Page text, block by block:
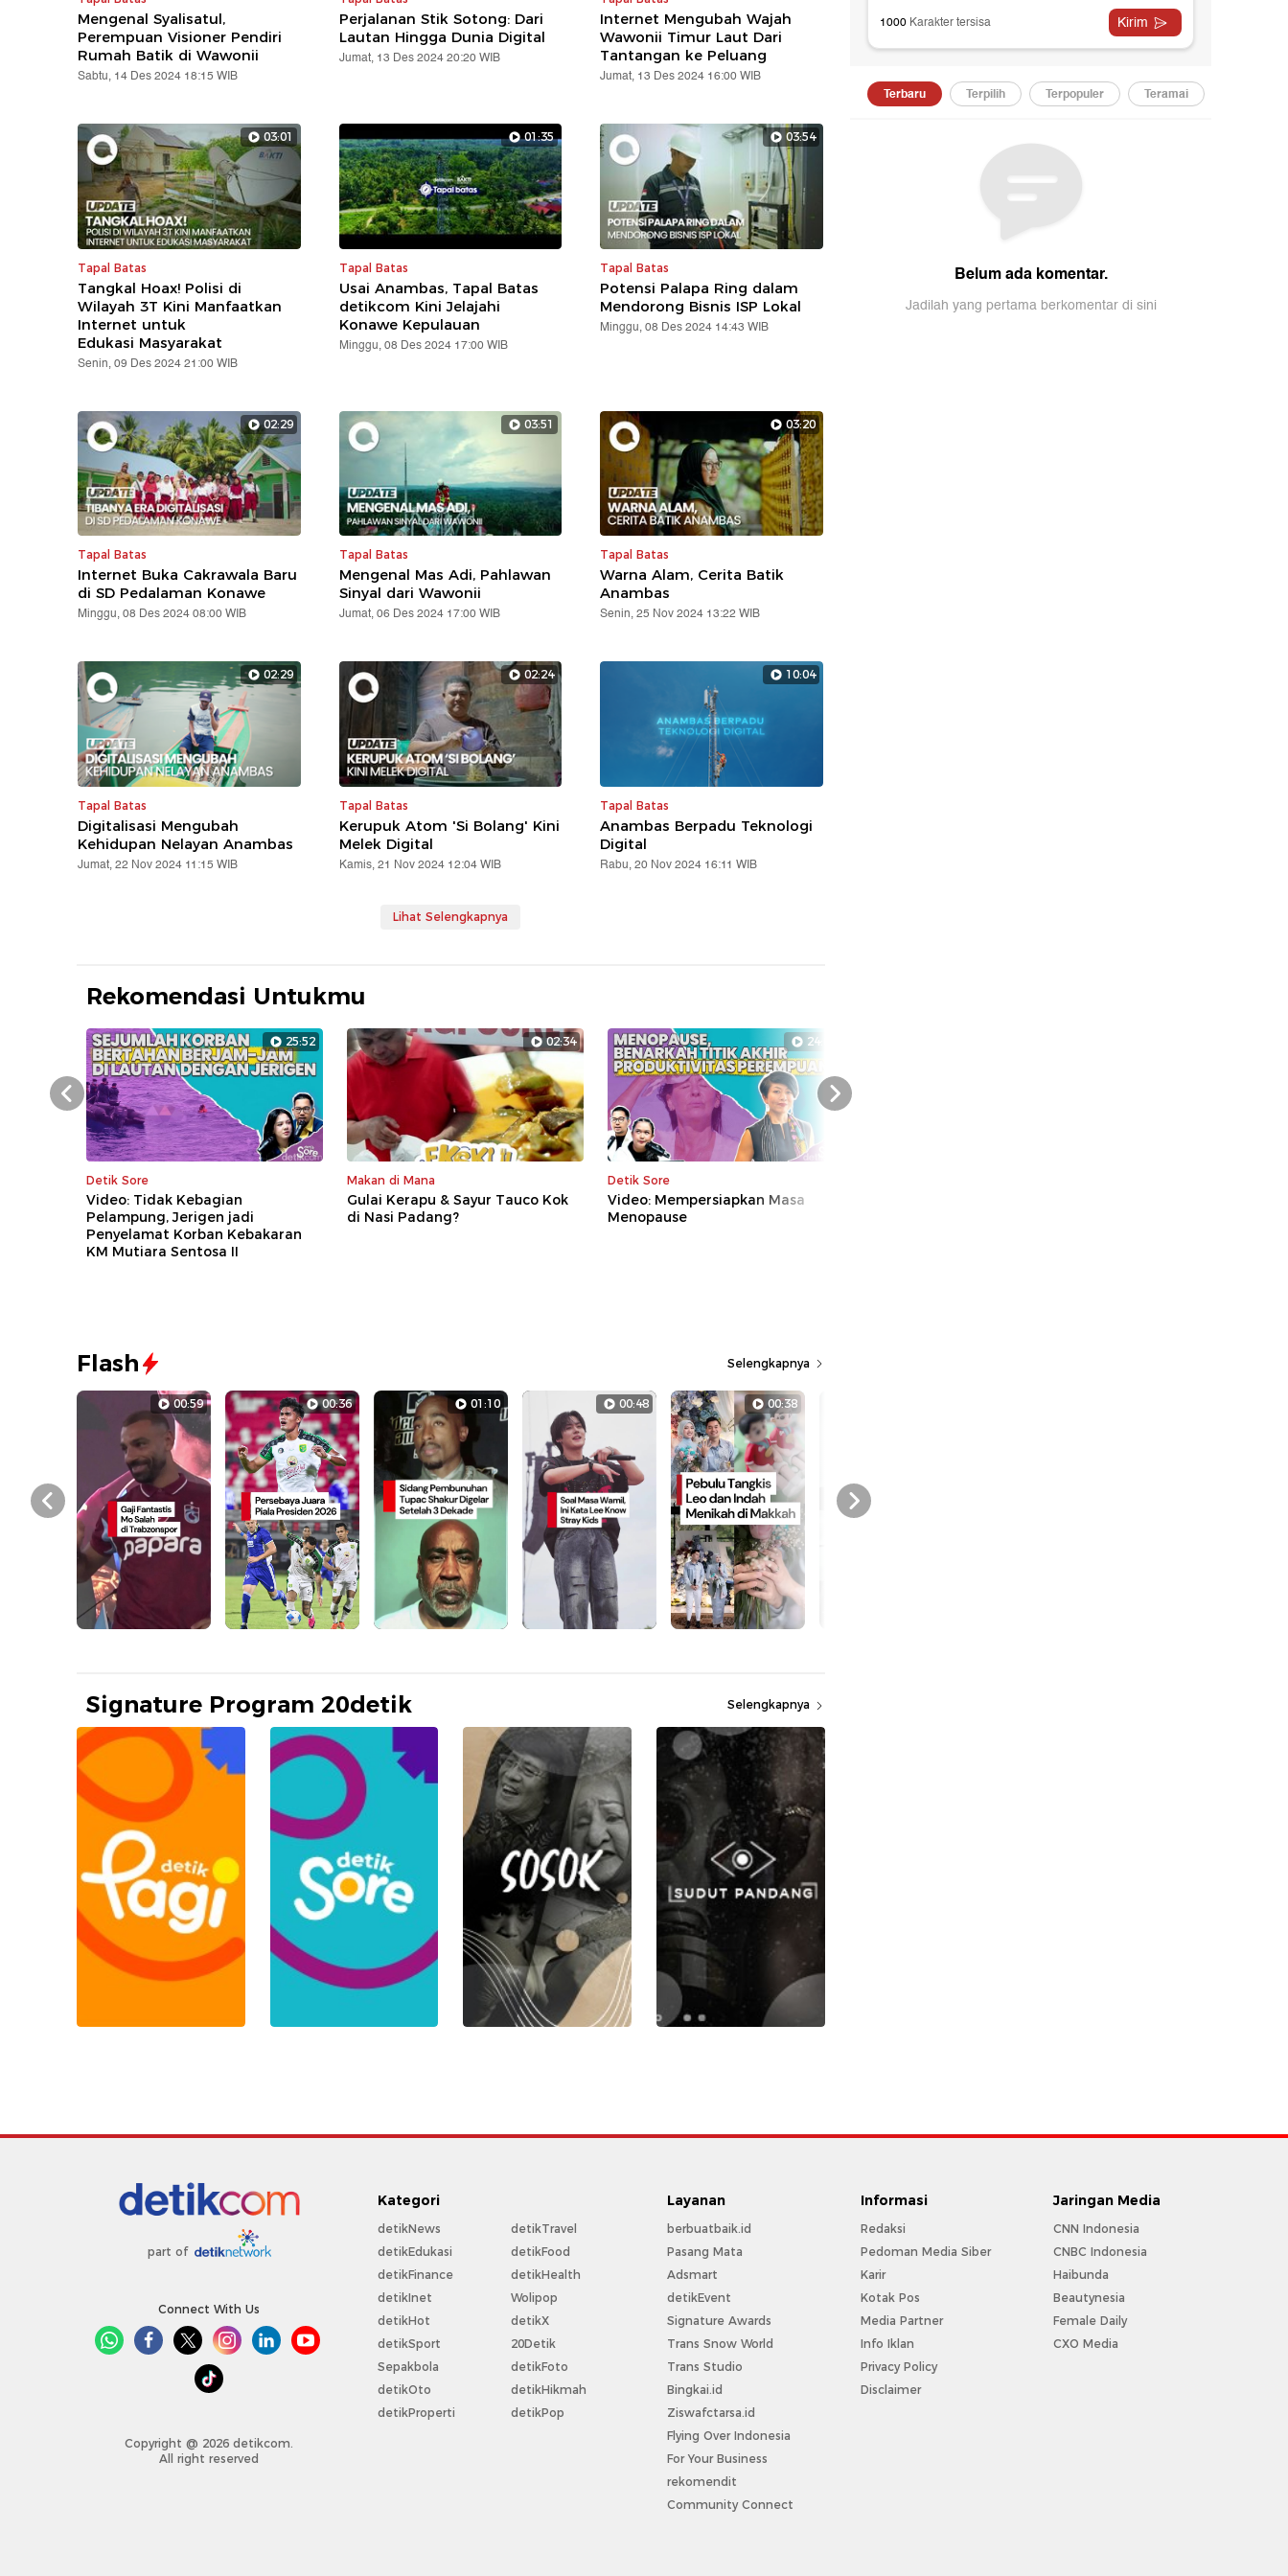
Mengenal Syalisatul,
Perempuan Visioner Pendiri
Rumah Batik di Wawonii
Sabtu, 14 Des 2024 18:15 WIB
Perjalanan Stik Sotong: Dari
Lautan Hingga Dunia Digital
Jumat, 13 Des 2024 20:20 WIB
Internet Mengubah Wajah
Wawonii Timur Laut Dari
Tantangan ke Peluang
Jumat, 13 Des 2024 16:00 WIB
03:01
Tapal Batas
Tangkal Hoax! Polisi di
Wilayah 3T Kini Manfaatkan
Internet untuk
Edukasi Masyarakat
Senin, 09 Des 2024 21:00 WIB
01:35
Tapal Batas
Usai Anambas, Tapal Batas
detikcom Kini Jelajahi
Konawe Kepulauan
Minggu, 08 Des 2024 17:00 WIB
03:54
Tapal Batas
Potensi Palapa Ring dalam
Mendorong Bisnis ISP Lokal
Minggu, 08 Des 2024 14:43 WIB
02:29
Tapal Batas
Internet Buka Cakrawala Baru
di SD Pedalaman Konawe
Minggu, 08 Des 2024 08:00 WIB
03:51
Tapal Batas
Mengenal Mas Adi, Pahlawan
Sinyal dari Wawonii
Jumat, 06 Des 2024 17:00 WIB
03:20
Tapal Batas
Warna Alam, Cerita Batik
Anambas
Senin, 25 Nov 2024 13:22 WIB
02:29
Tapal Batas
Digitalisasi Mengubah
Kehidupan Nelayan Anambas
Jumat, 22 Nov 2024 11:15 WIB
02:24
Tapal Batas
Kerupuk Atom 'Si Bolang' Kini
Melek Digital
Kamis, 21 Nov 2024 12:04 WIB
10:04
Tapal Batas
Anambas Berpadu Teknologi
Digital
Rabu, 20 Nov 2024 16:11 WIB
Lihat Selengkapnya
Rekomendasi Untukmu
25:52
Detik Sore
Video: Tidak Kebagian
Pelampung, Jerigen jadi
Penyelamat Korban Kebakaran
KM Mutiara Sentosa II
02:34
Makan di Mana
Gulai Kerapu & Sayur Tauco Kok
di Nasi Padang?
24:01
Detik Sore
Video: Mempersiapkan Masa
Menopause
Prev Next
Flash Selengkapnya
00:59 00:36 01:10 00:48 00:38
Prev Next
Signature Program 20detik Selengkapnya
part of
Connect With Us
Copyright @ 2026 detikcom.
All right reserved
Kategori
detikNews
detikEdukasi
detikFinance
detikInet
detikHot
detikSport
Sepakbola
detikOto
detikProperti
detikTravel
detikFood
detikHealth
Wolipop
detikX
20Detik
detikFoto
detikHikmah
detikPop
Layanan
berbuatbaik.id
Pasang Mata
Adsmart
detikEvent
Signature Awards
Trans Snow World
Trans Studio
Bingkai.id
Ziswafctarsa.id
Flying Over Indonesia
For Your Business
rekomendit
Community Connect
Informasi
Redaksi
Pedoman Media Siber
Karir
Kotak Pos
Media Partner
Info Iklan
Privacy Policy
Disclaimer
Jaringan Media
CNN Indonesia
CNBC Indonesia
Haibunda
Beautynesia
Female Daily
CXO Media